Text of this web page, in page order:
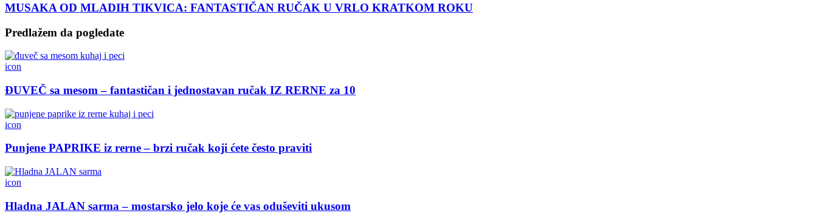
MUSAKA OD MLADIH TIKVICA: FANTASTIČAN RUČAK U VRLO KRATKOM ROKU
Predlažem da pogledate
icon
ĐUVEČ sa mesom – fantastičan i jednostavan ručak IZ RERNE za 10
icon
Punjene PAPRIKE iz rerne – brzi ručak koji ćete često praviti
icon
Hladna JALAN sarma – mostarsko jelo koje će vas oduševiti ukusom